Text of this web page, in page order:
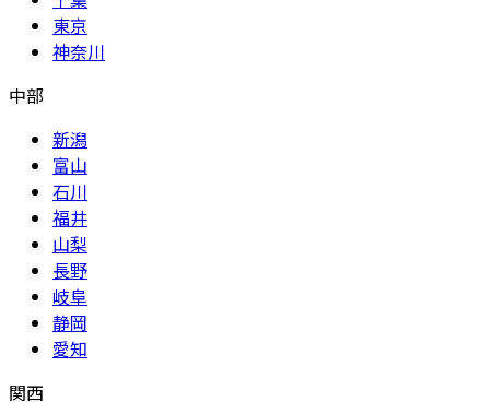
東京
神奈川
中部
新潟
富山
石川
福井
山梨
長野
岐阜
静岡
愛知
関西